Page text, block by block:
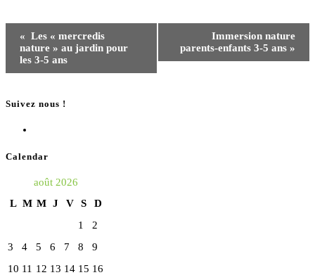
Navigation
Évènement
« Les « mercredis
nature » au jardin pour
les 3-5 ans
Immersion nature
parents-enfants 3-5 ans »
Suivez nous !
nouvel
onglet
Calendar
août 2026
L M M J V S
D
1
2
3
4 5 6 7 8
9
10 11 12 13 14 15 16